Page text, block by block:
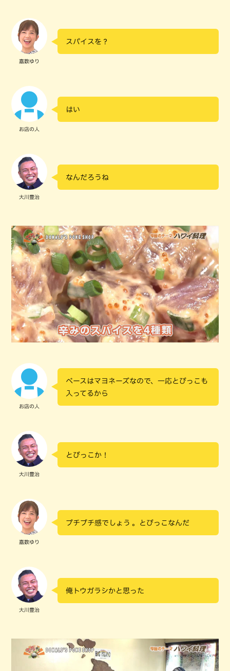
嘉数ゆり
スパイスを？
お店の人
はい
大川豊治
なんだろうね
お店の人
ベースはマヨネーズなので、一応とびっこも
入ってるから
大川豊治
とびっこか！
嘉数ゆり
プチプチ感でしょう 。とびっこなんだ
大川豊治
俺トウガラシかと思った